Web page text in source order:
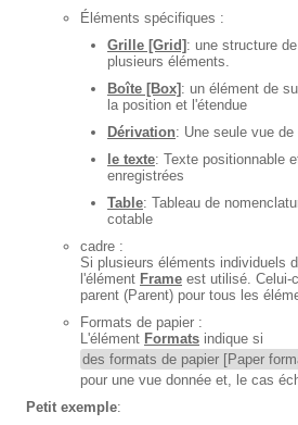
Éléments spécifiques :
Grille [Grid] : une structure
plusieurs éléments.
Boîte [Box] : un élément de
la position et l'étendue
Dérivation: Une seule vue
le texte: Texte positionnable
enregistrées
Table: Tableau de
cotable
cadre :
Si plusieurs éléments individuels
l'élément Frame est utilisé. Celui-
parent (Parent) pour tous les
Formats de papier :
L'élément Formats indique si
des formats de papier [Paper
pour une vue donnée et, le cas
Petit exemple: